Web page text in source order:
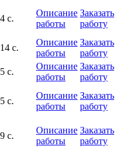
4 с.
Описание
работы
Заказать
работу
14 с.
Описание
работы
Заказать
работу
5 с.
Описание
работы
Заказать
работу
5 с.
Описание
работы
Заказать
работу
9 с.
Описание
работы
Заказать
работу